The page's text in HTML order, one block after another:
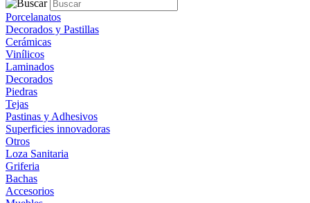
Porcelanatos
Decorados y Pastillas
Cerámicas
Vinílicos
Laminados
Decorados
Piedras
Tejas
Pastinas y Adhesivos
Superficies innovadoras
Otros
Loza Sanitaria
Griferia
Bachas
Accesorios